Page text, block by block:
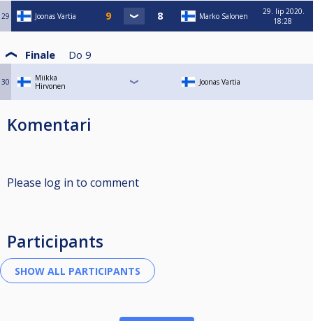
29 Joonas Vartia Marko Salonen
29. lip 2020.
18:28
Finale Do 9
30
Miikka
Hirvonen
Joonas Vartia
Komentari
Please log in to comment
Participants